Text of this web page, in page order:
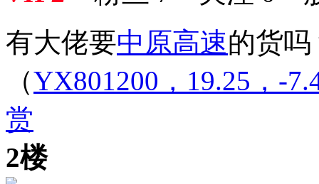
有大佬要中原高速的货
（YX801200，19.25，-
赏
2楼